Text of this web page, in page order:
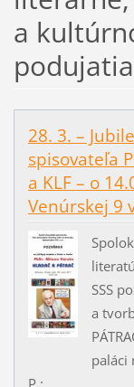
a
podujatia
28. 3. –
spisovateľa
a KLF – o
Venúrskej 9
SSS
a
paláci